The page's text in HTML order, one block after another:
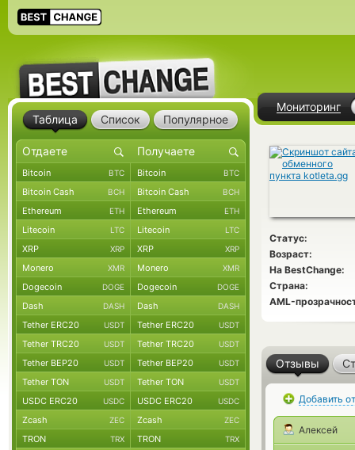
Мониторинг
Статус:
Возраст:
На BestChange:
Страна:
AML-
Отзывы
Добавить
Алексей
Таблица Список Популярное
Bitcoin BTC Bitcoin BTC
Bitcoin Cash BCH Bitcoin Cash BCH
Ethereum ETH Ethereum ETH
Litecoin LTC Litecoin LTC
XRP XRP XRP XRP
Monero XMR Monero XMR
Dogecoin DOGE Dogecoin DOGE
Dash DASH Dash DASH
Tether ERC20 USDT Tether ERC20 USDT
Tether TRC20 USDT Tether TRC20 USDT
Tether BEP20 USDT Tether BEP20 USDT
Tether TON USDT Tether TON USDT
USDC ERC20 USDC USDC ERC20 USDC
Zcash ZEC Zcash ZEC
TRON TRX TRON TRX